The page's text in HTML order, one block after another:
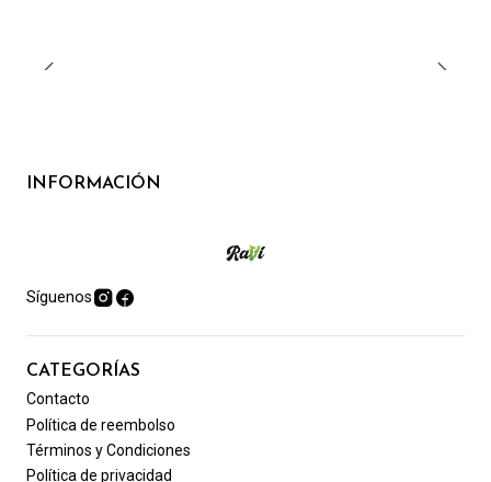
INFORMACIÓN
Síguenos
CATEGORÍAS
Contacto
Política de reembolso
Términos y Condiciones
Política de privacidad